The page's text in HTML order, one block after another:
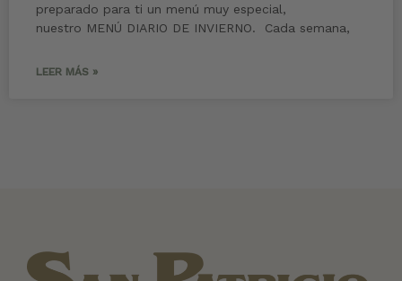
preparado para ti un menú muy especial,
nuestro MENÚ DIARIO DE INVIERNO. Cada semana,
LEER MÁS »